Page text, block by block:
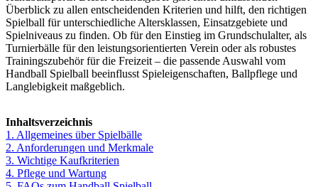
Überblick zu allen entscheidenden Kriterien und hilft, den richtigen
Spielball für unterschiedliche Altersklassen, Einsatzgebiete und
Spielniveaus zu finden. Ob für den Einstieg im Grundschulalter, als
Turnierbälle für den leistungsorientierten Verein oder als robustes
Trainingszubehör für die Freizeit – die passende Auswahl vom
Handball Spielball beeinflusst Spieleigenschaften, Ballpflege und
Langlebigkeit maßgeblich.
Inhaltsverzeichnis
1. Allgemeines über Spielbälle
2. Anforderungen und Merkmale
3. Wichtige Kaufkriterien
4. Pflege und Wartung